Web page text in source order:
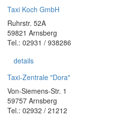
Taxi Koch GmbH
Ruhrstr. 52A
59821 Arnsberg
Tel.: 02931 / 938286
details
Taxi-Zentrale "Dora"
Von-Siemens-Str. 1
59757 Arnsberg
Tel.: 02932 / 21212